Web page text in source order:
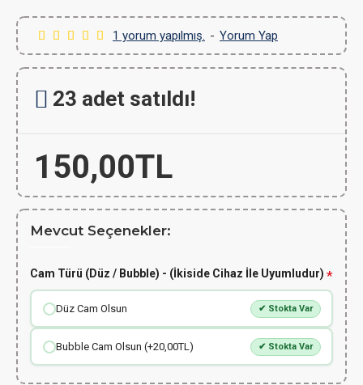
1 yorum yapılmış. - Yorum Yap
150,00TL
23 adet satıldı!
Mevcut Seçenekler:
Cam Türü (Düz / Bubble) - (İkiside Cihaz İle Uyumludur)
Düz Cam Olsun ✔ Stokta Var
Bubble Cam Olsun (+20,00TL) ✔ Stokta Var